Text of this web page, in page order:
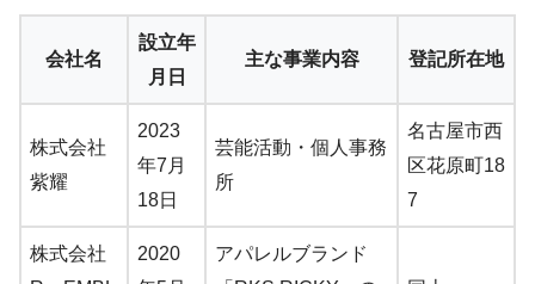
会社名
設立年
月日
主な事業内容 登記所在地
株式会社
紫耀
2023
年7月
18日
芸能活動・個人事務
所
名古屋市西
区花原町18
7
株式会社
2020
アパレルブランド